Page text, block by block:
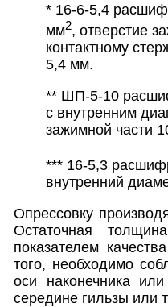
* 16-6-5,4
мм2, отверстие
контактному
5,4 мм.
** ШП-5-10
с внутренним
зажимной части
*** 16-5,3
внутренний
Опрессовку
Остаточная
показателем
того, необходимо
оси наконечника
середине гильзы или